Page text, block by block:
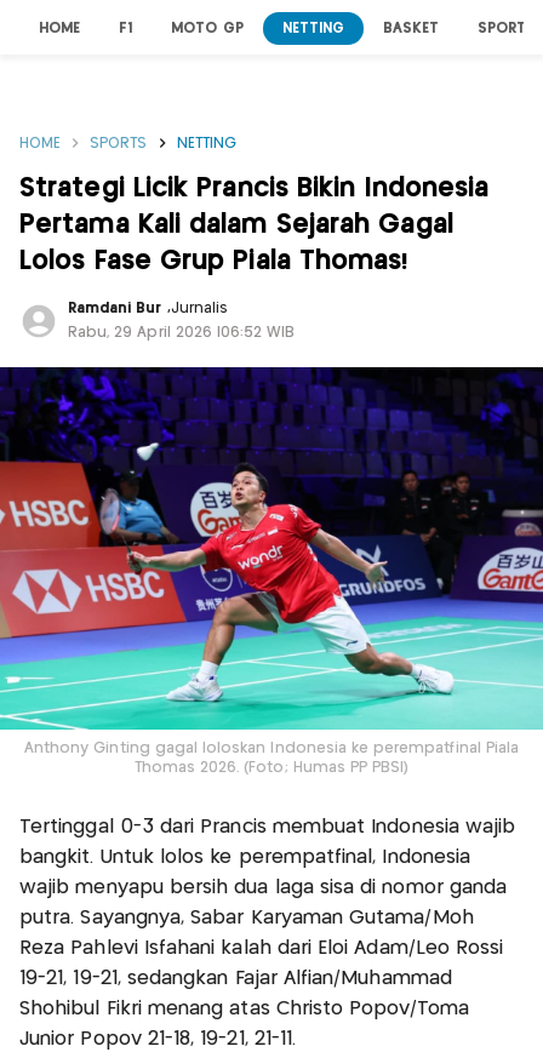
HOME F1 MOTO GP NETTING BASKET SPORT
HOME SPORTS NETTING
Strategi Licik Prancis Bikin Indonesia
Pertama Kali dalam Sejarah Gagal
Lolos Fase Grup Piala Thomas!
Ramdani Bur ,Jurnalis
Rabu, 29 April 2026 |06:52 WIB
Anthony Ginting gagal loloskan Indonesia ke perempatfinal Piala
Thomas 2026. (Foto; Humas PP PBSI)
Tertinggal 0-3 dari Prancis membuat Indonesia wajib
bangkit. Untuk lolos ke perempatfinal, Indonesia
wajib menyapu bersih dua laga sisa di nomor ganda
putra. Sayangnya, Sabar Karyaman Gutama/Moh
Reza Pahlevi Isfahani kalah dari Eloi Adam/Leo Rossi
19-21, 19-21, sedangkan Fajar Alfian/Muhammad
Shohibul Fikri menang atas Christo Popov/Toma
Junior Popov 21-18, 19-21, 21-11.